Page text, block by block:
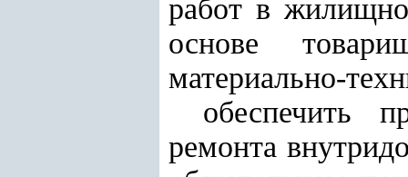
работ в
основе
материально-
обеспечить
ремонта